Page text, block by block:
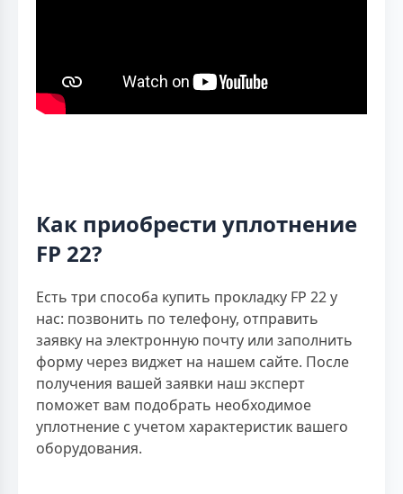
Как приобрести уплотнение
FP 22?
Есть три способа купить прокладку FP 22 у
нас: позвонить по телефону, отправить
заявку на электронную почту или заполнить
форму через виджет на нашем сайте. После
получения вашей заявки наш эксперт
поможет вам подобрать необходимое
уплотнение с учетом характеристик вашего
оборудования.